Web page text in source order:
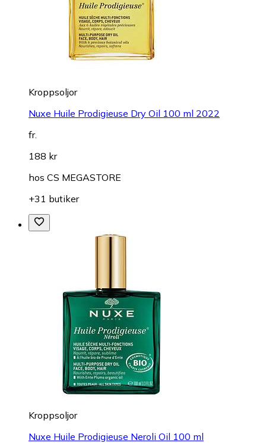
Kroppsoljor
Nuxe Huile Prodigieuse Dry Oil 100 ml 2022
fr.
188 kr
hos CS MEGASTORE
+31 butiker
Kroppsoljor
Nuxe Huile Prodigieuse Neroli Oil 100 ml